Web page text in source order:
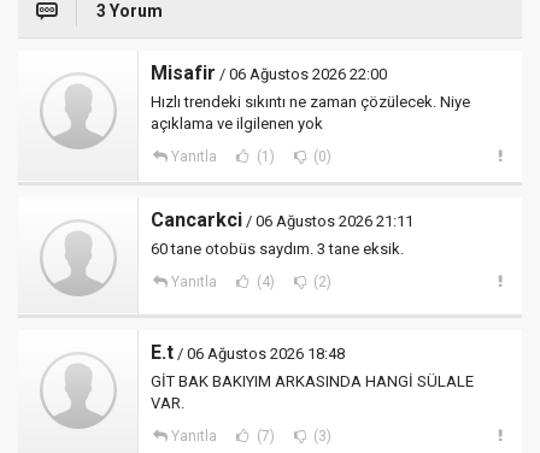
3 Yorum
Misafir / 06 Ağustos 2026 22:00
Hızlı trendeki sıkıntı ne zaman çözülecek. Niye
açıklama ve ilgilenen yok
Yanıtla (1) (0)
Cancarkci / 06 Ağustos 2026 21:11
60 tane otobüs saydım. 3 tane eksik.
Yanıtla (4) (2)
E.t / 06 Ağustos 2026 18:48
GİT BAK BAKIYIM ARKASINDA HANGİ SÜLALE
VAR.
Yanıtla (7) (3)